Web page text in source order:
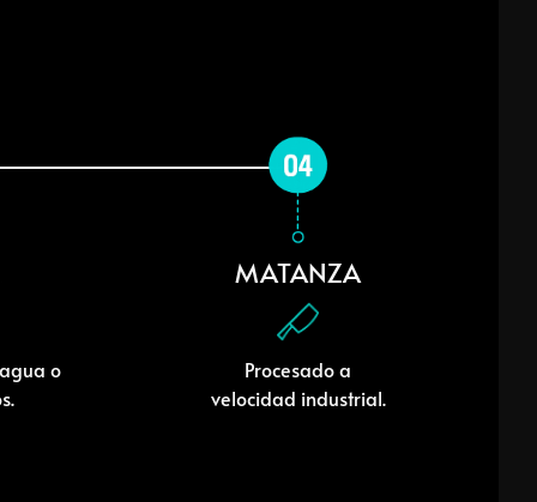
o
MATANZA
Procesado a
velocidad industrial.